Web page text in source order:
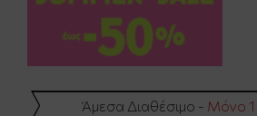
Άμεσα Διαθέσιμο - Μόνο 1